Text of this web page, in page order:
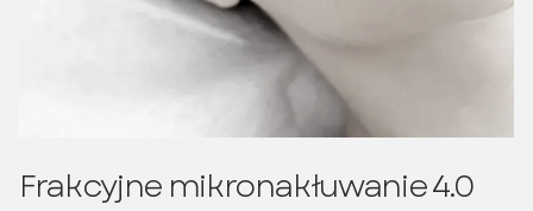
Frakcyjne mikronakłuwanie 4.0